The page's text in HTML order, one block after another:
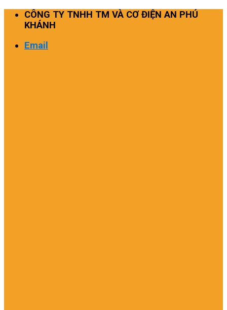
Skip
CÔNG TY TNHH TM VÀ CƠ ĐIỆN AN PHÚ
KHÁNH
Email